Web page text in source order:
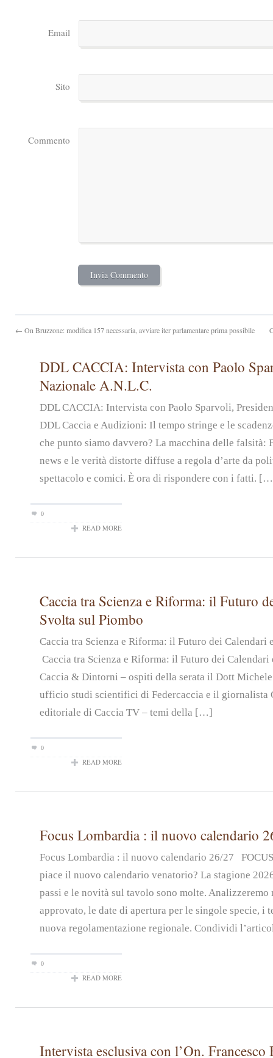
Email
Sito
Commento
← On Bruzzone: modifica 157 necessaria, avviare iter parlamentare prima possibile
DDL CACCIA: Intervista con Paolo
Nazionale A.N.L.C.
DDL CACCIA: Intervista con Paolo Sparvoli,
DDL Caccia e Audizioni: Il tempo stringe e le
che punto siamo davvero? La macchina delle falsità:
news e le verità distorte diffuse a regola d’arte da
spettacolo e comici. È ora di rispondere con i fatti.
0
READ MORE
Caccia tra Scienza e Riforma: il Futuro
Svolta sul Piombo
Caccia tra Scienza e Riforma: il Futuro dei
Caccia tra Scienza e Riforma: il Futuro dei Calendari
Caccia & Dintorni – ospiti della serata il Dott
ufficio studi scientifici di Federcaccia e il giornalista
editoriale di Caccia TV – temi della […]
0
READ MORE
Focus Lombardia : il nuovo calendario
Focus Lombardia : il nuovo calendario 26/27
piace il nuovo calendario venatorio? La stagione
passi e le novità sul tavolo sono molte.
approvato, le date di apertura per le singole specie, i
nuova regolamentazione regionale. Condividi
0
READ MORE
Intervista esclusiva con l’On. Francesco